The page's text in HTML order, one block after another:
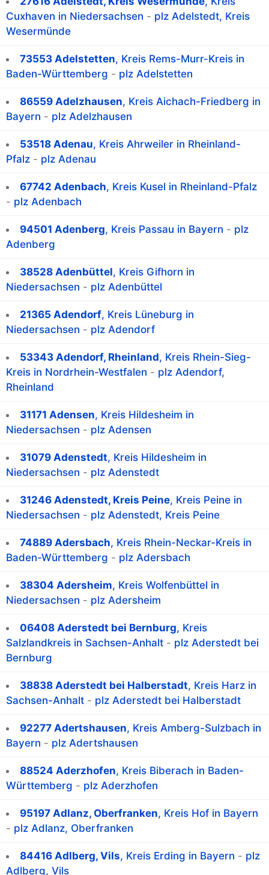
Cuxhaven in Niedersachsen - plz Adelstedt, Kreis
Wesermünde
73553 Adelstetten, Kreis Rems-Murr-Kreis in
Baden-Württemberg - plz Adelstetten
86559 Adelzhausen, Kreis Aichach-Friedberg in
Bayern - plz Adelzhausen
53518 Adenau, Kreis Ahrweiler in Rheinland-
Pfalz - plz Adenau
67742 Adenbach, Kreis Kusel in Rheinland-Pfalz
- plz Adenbach
94501 Adenberg, Kreis Passau in Bayern - plz
Adenberg
38528 Adenbüttel, Kreis Gifhorn in
Niedersachsen - plz Adenbüttel
21365 Adendorf, Kreis Lüneburg in
Niedersachsen - plz Adendorf
53343 Adendorf, Rheinland, Kreis Rhein-Sieg-
Kreis in Nordrhein-Westfalen - plz Adendorf,
Rheinland
31171 Adensen, Kreis Hildesheim in
Niedersachsen - plz Adensen
31079 Adenstedt, Kreis Hildesheim in
Niedersachsen - plz Adenstedt
31246 Adenstedt, Kreis Peine, Kreis Peine in
Niedersachsen - plz Adenstedt, Kreis Peine
74889 Adersbach, Kreis Rhein-Neckar-Kreis in
Baden-Württemberg - plz Adersbach
38304 Adersheim, Kreis Wolfenbüttel in
Niedersachsen - plz Adersheim
06408 Aderstedt bei Bernburg, Kreis
Salzlandkreis in Sachsen-Anhalt - plz Aderstedt bei
Bernburg
38838 Aderstedt bei Halberstadt, Kreis Harz in
Sachsen-Anhalt - plz Aderstedt bei Halberstadt
92277 Adertshausen, Kreis Amberg-Sulzbach in
Bayern - plz Adertshausen
88524 Aderzhofen, Kreis Biberach in Baden-
Württemberg - plz Aderzhofen
95197 Adlanz, Oberfranken, Kreis Hof in Bayern
- plz Adlanz, Oberfranken
84416 Adlberg, Vils, Kreis Erding in Bayern - plz
Adlberg, Vils